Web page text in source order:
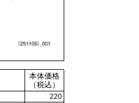
本体価格
（税込）
220